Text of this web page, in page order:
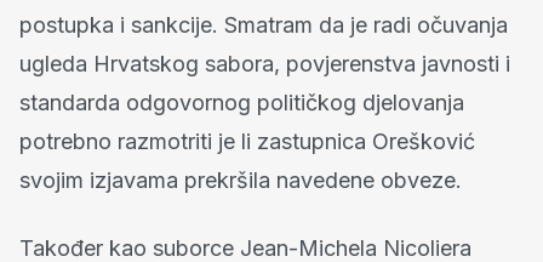
postupka i sankcije. Smatram da je radi očuvanja
ugleda Hrvatskog sabora, povjerenstva javnosti i
standarda odgovornog političkog djelovanja
potrebno razmotriti je li zastupnica Orešković
svojim izjavama prekršila navedene obveze.
Također kao suborce Jean-Michela Nicoliera